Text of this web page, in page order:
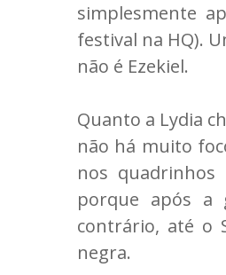
simplesmente
festival na HQ).
não é Ezekiel.
Quanto a Lydia
não há muito
nos
porque após a
contrário, até o
negra.